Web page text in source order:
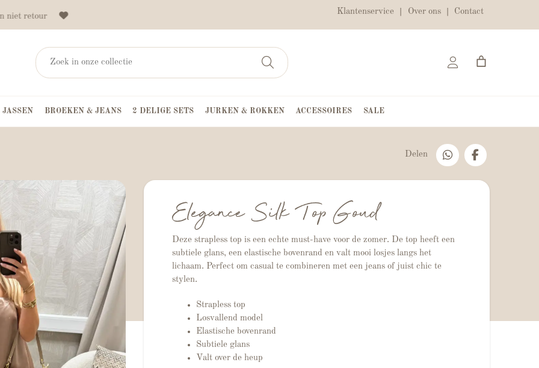
niet retour
Klantenservice Over ons Contact
BROEKEN & JEANS 2 DELIGE SETS JURKEN & ROKKEN ACCESSOIRES SALE
Delen
Elegance Silk Top Goud
Deze strapless top is een echte must-have voor de zomer. De top heeft een
subtiele glans, een elastische bovenrand en valt mooi losjes langs het
lichaam. Perfect om casual te combineren met een jeans of juist chic te
stylen.
Strapless top
Losvallend model
Elastische bovenrand
Subtiele glans
Valt over de heup